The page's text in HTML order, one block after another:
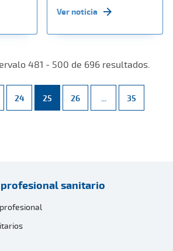
Ver noticia
481 - 500 de 696 resultados.
intermedias Use TAB para desplazarse.
Página
24 Página
25 Página
26 ... Páginas
Página
35
sanitario